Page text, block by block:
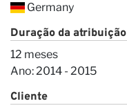
Germany
Duração da atribuição
12 meses
Ano: 2014 - 2015
Cliente